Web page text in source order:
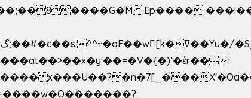
.Ep����
: